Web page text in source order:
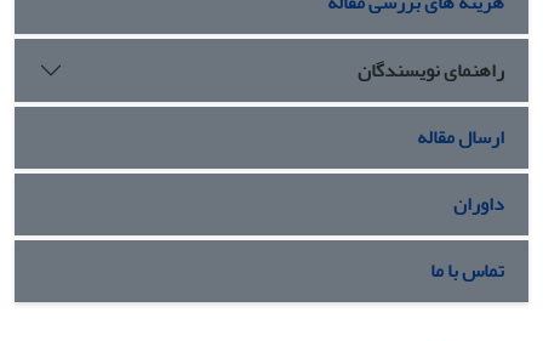
راهنمای نویسندگان
ارسال مقاله
داوران
تماس با ما